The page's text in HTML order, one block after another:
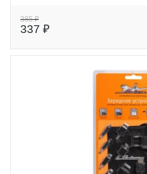
385 ₽
337 ₽